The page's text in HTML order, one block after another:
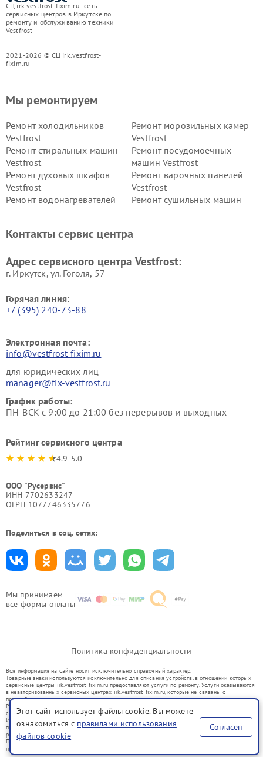
СЦ irk.vestfrost-fixim.ru - сеть
сервисных центров в Иркутске по
ремонту и обслуживанию техники
Vestfrost
2021-2026 © СЦ irk.vestfrost-
fixim.ru
Мы принимаем
все формы оплаты
Мы ремонтируем
Ремонт холодильников
Vestfrost
Ремонт морозильных камер
Vestfrost
Ремонт стиральных машин
Vestfrost
Ремонт посудомоечных
машин Vestfrost
Ремонт духовых шкафов
Vestfrost
Ремонт варочных панелей
Vestfrost
Ремонт водонагревателей
Ремонт сушильных машин
Vestfrost
Контакты сервис центра
Адрес сервисного центра Vestfrost:
г. Иркутск, ул. ​Гоголя, 57
Горячая линия:
+7 (395) 240-73-88
Электронная почта:
info@vestfrost-fixim.ru
для юридических лиц
manager@fix-vestfrost.ru
График работы:
ПН-ВСК с 9:00 до 21:00 без перерывов и выходных
Рейтинг сервисного центра
4.9-5.0
ООО "Русервис"
ИНН 7702633247
ОГРН 1077746335776
Поделиться в соц. сетях:
Политика конфиденциальности
Вся информация на сайте носит исключительно справочный характер.
Товарные знаки используются исключительно для описания устройств, в отношении которых
сервисные центры irk.vestfrost-fixim.ru предоставляют услуги по ремонту. Услуги оказываются
в неавторизованных сервисных центрах irk.vestfrost-fixim.ru, которые не связаны с
правообладателями товарных знаков или их официальными представителями.
Ремонт осуществляется для устройств, уже введенных в гражданский оборот в соответствии
со статьей 1487 ГК РФ.
Использование товарных знаков не преследует цели индивидуализации услуг или введения
потребителей в заблуждение, а служит для информирования о предоставляемых услугах по
ремонту техники указанных брендов.
Представленная на сайте информация не является публичной офертой, определяемой
положениями Статьи 437(2) Гражданского кодекса РФ
Этот сайт использует файлы cookie. Вы можете
ознакомиться с правилами использования
файлов cookie
Согласен